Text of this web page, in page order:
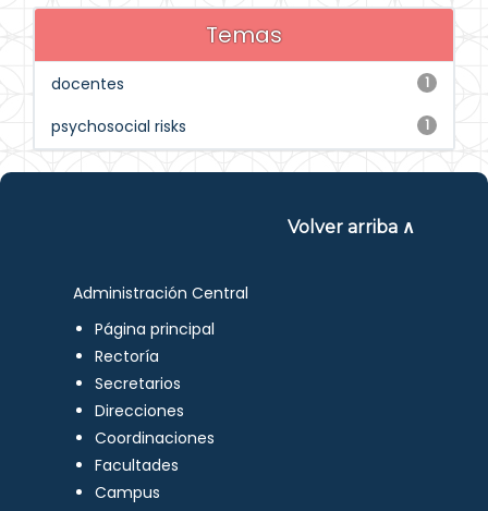
Temas
1
docentes
1
psychosocial risks
Volver arriba ∧
Administración Central
Página principal
Rectoría
Secretarios
Direcciones
Coordinaciones
Facultades
Campus